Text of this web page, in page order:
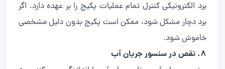
برد الکترونیکی کنترل تمام عملیات پکیج را بر عهده دارد. اگر
برد دچار مشکل شود، ممکن است پکیج بدون دلیل مشخصی
خاموش شود.
۸. نقص در سنسور جریان آب